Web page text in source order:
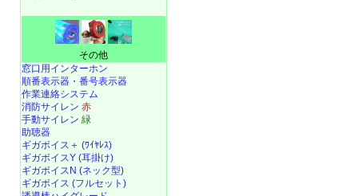
その他
窓口用インターホン
順番表示器・番号表示器
作業連絡システム
消防サイレン 赤
手動サイレン 緑
助聴器
ギガボイス＋ (ﾜｲﾔﾚｽ)
ギガボイスY (耳掛け)
ギガボイスN (ネック型)
ギガボイス (フルセット)